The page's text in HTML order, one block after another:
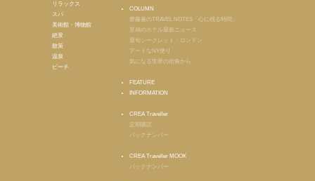
リラックス
スパ
美術館・博物館
絶景
散策
温泉
ビーチ
COLUMN
齋藤薫のTRAVEL NOTES「心に残る時間」
至福のホテル最新ニュース
最旬シークレット・ロンドン
アートなNY便り
気になる世界の街角から
FEATURE
INFORMATION
CREA Traveller
定期購読
バックナンバー
CREA Traveller MOOK
バックナンバー